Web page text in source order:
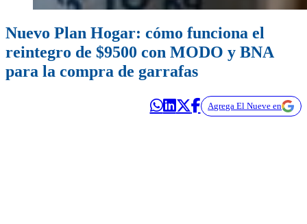
Nuevo Plan Hogar: cómo funciona el
reintegro de $9500 con MODO y BNA
para la compra de garrafas
Agrega El Nueve en